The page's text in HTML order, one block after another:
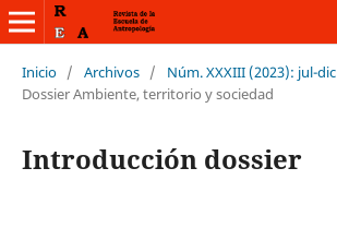
Inicio / Archivos / Núm. XXXIII (2023): jul-dic
Dossier Ambiente, territorio y sociedad
Introducción dossier